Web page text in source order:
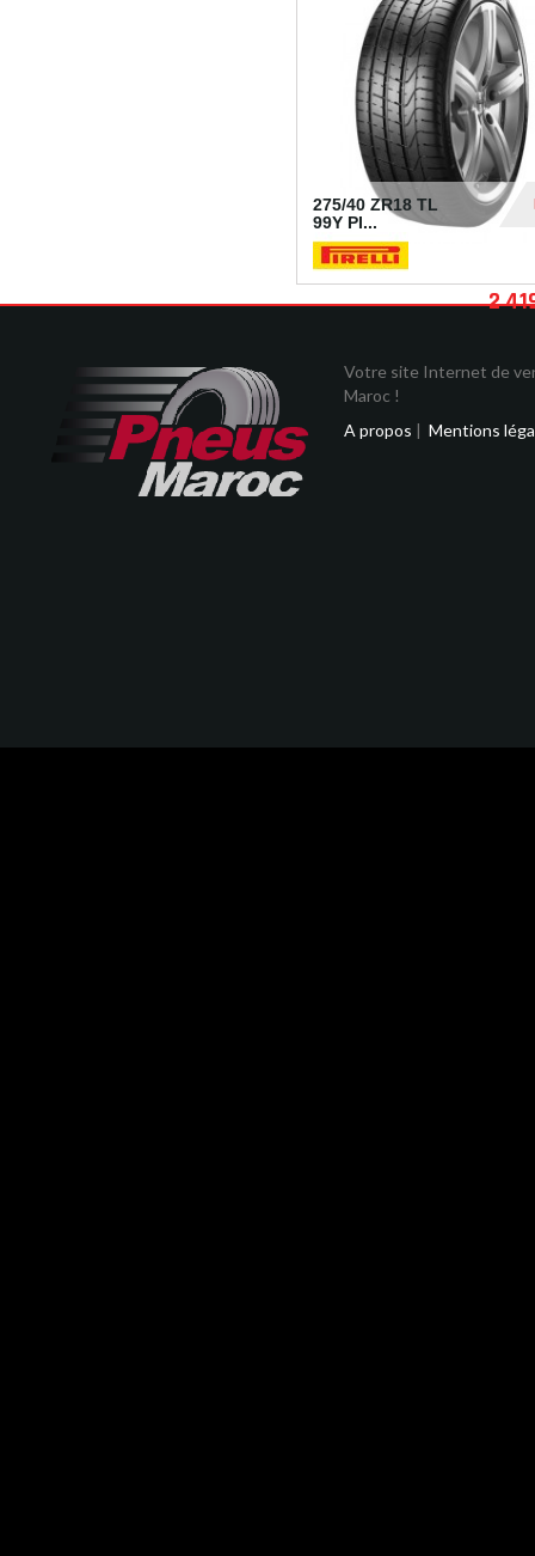
275/40 ZR18 TL
99Y PI...
2
Votre site Internet de
Maroc !
A propos | Mentions